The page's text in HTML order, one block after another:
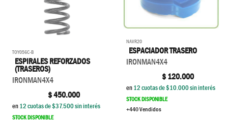
TOY056C-B
ESPIRALES REFORZADOS
(TRASEROS)
IRONMAN4X4
$450.000
en12cuotas de $37.500sin interés
STOCK DISPONIBLE
NAVR20
ESPACIADOR TRASERO
IRONMAN4X4
$120.000
en12cuotas de $10.000sin interés
STOCK DISPONIBLE
+440 Vendidos